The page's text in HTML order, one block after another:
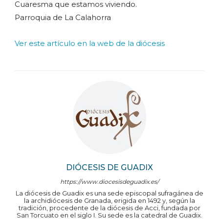
DIÓCESIS DE GUADIX
https://www.diocesisdeguadix.es/
La diócesis de Guadix es una sede episcopal sufragánea de
la archidiócesis de Granada, erigida en 1492 y, según la
tradición, procedente de la diócesis de Acci, fundada por
San Torcuato en el siglo I. Su sede es la catedral de Guadix.
Cuaresma que estamos viviendo.
Parroquia de La Calahorra
Ver este artículo en la web de la diócesis